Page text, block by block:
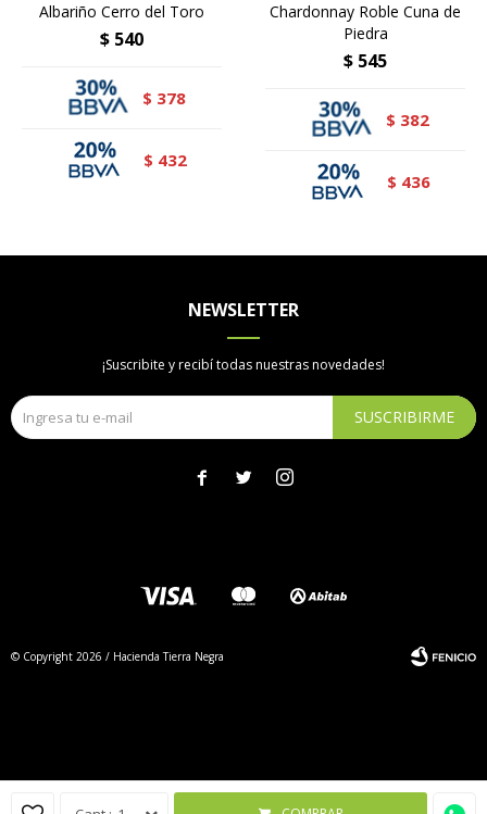
Albariño Cerro del Toro
$ 540
$ 378
$ 432
Chardonnay Roble Cuna de
Piedra
$ 545
$ 382
$ 436
NEWSLETTER
¡Suscribite y recibí todas nuestras novedades!
SUSCRIBIRME
  
© Copyright 2026 / Hacienda Tierra Negra
Fenicio